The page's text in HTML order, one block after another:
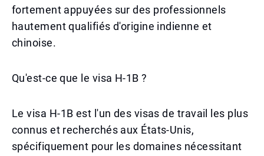
fortement appuyées sur des professionnels
hautement qualifiés d'origine indienne et
chinoise.
Qu'est-ce que le visa H-1B ?
Le visa H-1B est l'un des visas de travail les plus
connus et recherchés aux États-Unis,
spécifiquement pour les domaines nécessitant